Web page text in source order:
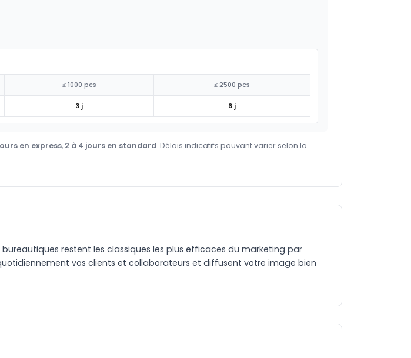
≤ 1000 pcs ≤ 2500 pcs
3 j 6 j
en express, 2 à 4 jours en standard. Délais indicatifs pouvant varier selon la
restent les classiques les plus efficaces du marketing par
vos clients et collaborateurs et diffusent votre image bien